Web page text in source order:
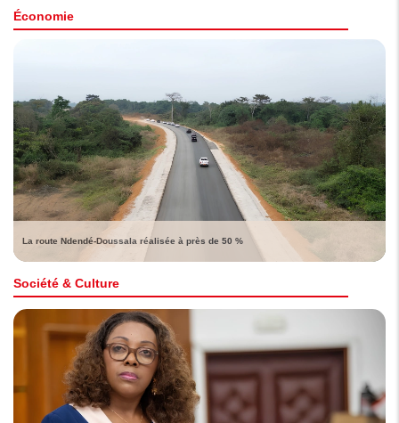
Économie
Société & Culture
La route Ndendé-Doussala réalisée à près de 50 %